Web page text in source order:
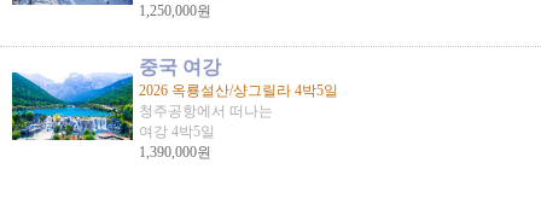
1,250,000원
중국 여강
2026 옥룡설산/샹그릴라 4박5일
청주공항에서 떠나는
여강 4박5일
1,390,000원